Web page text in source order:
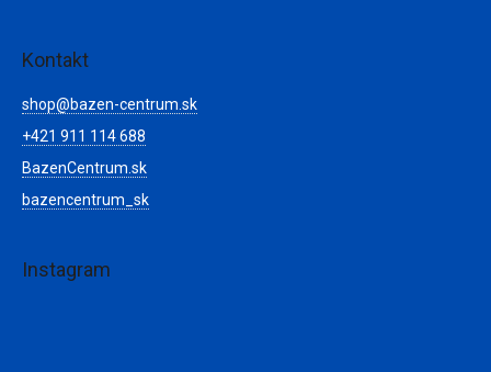
Kontakt
shop@bazen-centrum.sk
+421 911 114 688
BazenCentrum.sk
bazencentrum_sk
Instagram